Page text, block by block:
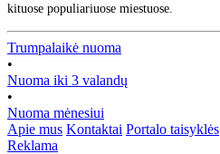
kituose populiariuose miestuose.
Trumpalaikė nuoma
•
Nuoma iki 3 valandų
•
Nuoma mėnesiui
Apie mus Kontaktai Portalo taisyklės
Reklama